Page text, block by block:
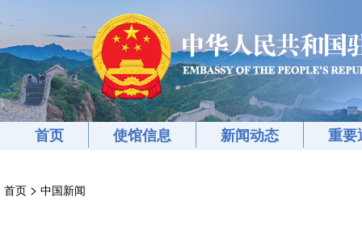
首页 使馆信息 新闻动态 重要
首页 > 中国新闻